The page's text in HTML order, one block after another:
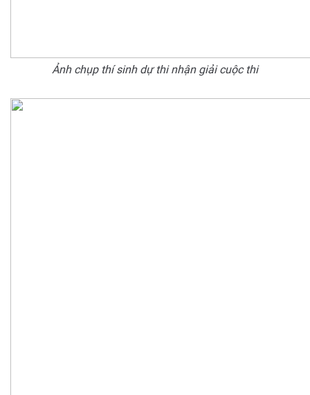
Ảnh chụp thí sinh dự thi nhận giải cuộc thi